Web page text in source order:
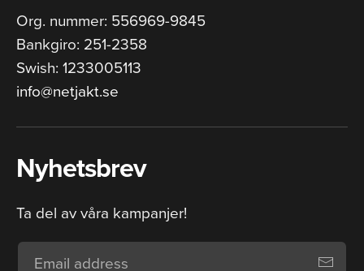
Org. nummer: 556969-9845
Bankgiro: 251-2358
Swish: 1233005113
info@netjakt.se
Nyhetsbrev
Ta del av våra kampanjer!